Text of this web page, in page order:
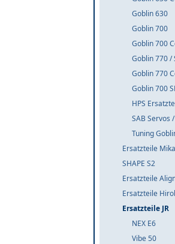
Goblin 630
Goblin 700
Goblin 700
Goblin 770 /
Goblin 770
Goblin 700
HPS
SAB Servos /
Tuning
Ersatzteile
SHAPE S2
Ersatzteile
Ersatzteile
Ersatzteile JR
NEX E6
Vibe 50